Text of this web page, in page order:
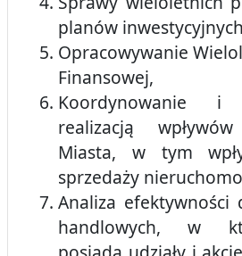
planów
Opracowywanie
Finansowej,
Koordynowanie
realizacją
Miasta, w tym
sprzedaży
Analiza efektywności
handlowych, w